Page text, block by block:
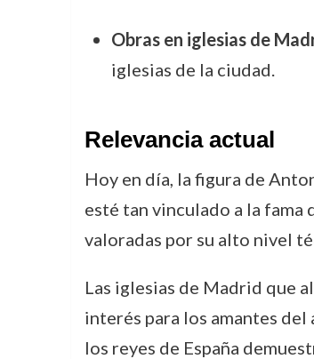
Obras en iglesias de
iglesias de la ciudad.
Relevancia actual
Hoy en día, la figura de
esté tan vinculado a la fama
valoradas por su alto nivel
Las iglesias de Madrid que
interés para los amantes
los reyes de España